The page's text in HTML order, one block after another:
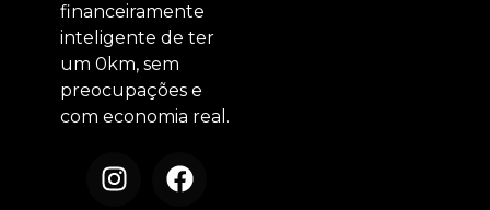
financeiramente
inteligente de ter
um 0km, sem
preocupações e
com economia real.